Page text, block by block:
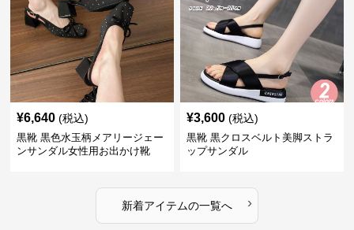
¥6,640 (税込)
黒靴 黒色水玉柄メアリージェー
ンサンダル女性用お出かけ靴
¥3,600 (税込)
黒靴 黒クロスベルト美脚ストラ
ップサンダル
新着アイテムの一覧へ ›